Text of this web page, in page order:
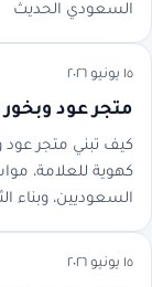
السعودي الحديث
١٥ يونيو ٢٠٢٦
متجر عود وبخور
كيف تبني متجر عود
كهوية للعلامة،
السعوديين، وبناء
١٥ يونيو ٢٠٢٦